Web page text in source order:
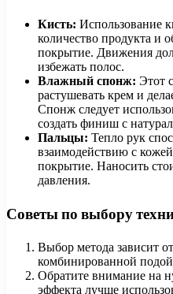
Кисть: Использование
количество продукта и
покрытие. Движения
избежать полос.
Влажный спонж: Этот
растушевать крем и
Спонж следует
создать финиш с
Пальцы: Тепло рук
взаимодействию с
покрытие. Наносить
давления.
Советы по выбору
Выбор метода зависит
комбинированной
Обратите внимание на
эффекта лучше